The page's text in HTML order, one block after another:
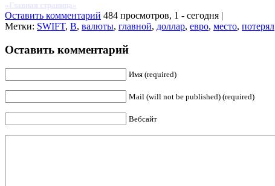
»Главная страница«
Оставить комментарий 484 просмотров, 1 - сегодня |
Метки: SWIFT, В, валюты, главной, доллар, евро, место, потерял
Оставить комментарий
Имя (required)
Mail (will not be published) (required)
Вебсайт